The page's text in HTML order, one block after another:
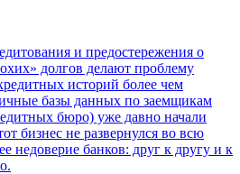
и предостережения о
долгов делают проблему
историй более чем
базы данных по заемщикам
бюро) уже давно начали
бизнес не развернулся во всю
недоверие банков: друг к другу и к